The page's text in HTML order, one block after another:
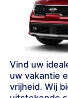
Vind uw
uw vakantie
vrijheid. Wij